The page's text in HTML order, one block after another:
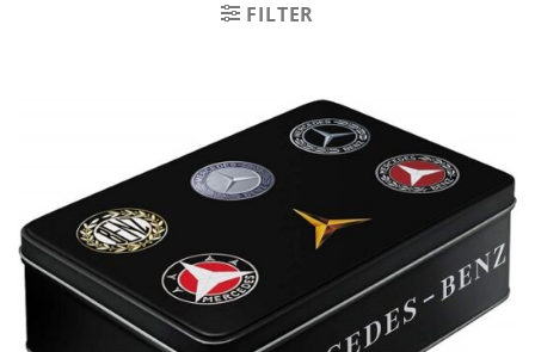
FILTER